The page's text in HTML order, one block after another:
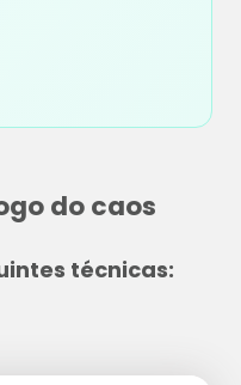
do caos
técnicas: